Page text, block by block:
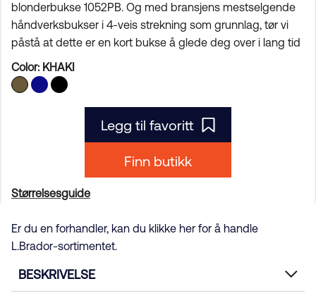
blonderbukse 1052PB. Og med bransjens mestselgende
håndverksbukser i 4-veis strekning som grunnlag, tør vi
påstå at dette er en kort bukse å glede deg over i lang tid
Color: KHAKI
Legg til favoritt
Finn butikk
Størrelsesguide
Er du en forhandler, kan du klikke her for å handle
L.Brador-sortimentet.
BESKRIVELSE